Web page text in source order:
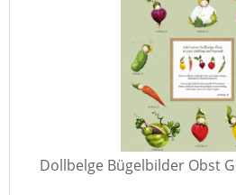
Dollbelge Bügelbilder Obst